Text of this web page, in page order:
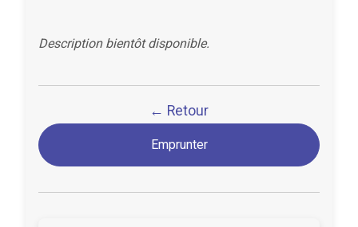
Description bientôt disponible.
← Retour
Emprunter